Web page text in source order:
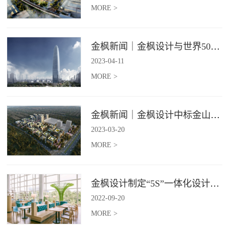
MORE >
金枫新闻｜金枫设计与世界500强—索迪斯集团合作，携手打造广州星河湾中心美食广场
2023-04-11
MORE >
金枫新闻｜金枫设计中标金山集团餐饮楼设计项目，打造科学与艺术相结合的就餐空间
2023-03-20
MORE >
金枫设计制定“5S”一体化设计标准，让商业全案设计导入团餐空间规划
2022-09-20
MORE >